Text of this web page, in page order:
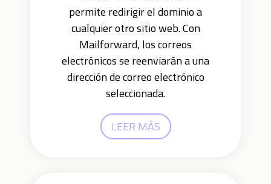
permite redirigir el dominio a
cualquier otro sitio web. Con
Mailforward, los correos
electrónicos se reenviarán a una
dirección de correo electrónico
seleccionada.
LEER MÁS